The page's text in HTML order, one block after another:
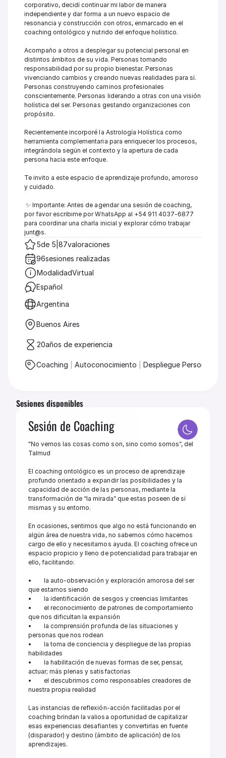
corporativo, decidí continuar mi labor de manera
independiente y dar forma a un nuevo espacio de
resonancia y construcción con otros, enmarcado en el
coaching ontológico y nutrido del enfoque holístico.
Acompaño a otros a desplegar su potencial personal en
distintos ámbitos de su vida. Personas tomando
responsabilidad por su propio bienestar. Personas
vivenciando cambios y creando nuevas realidades para sí.
Personas construyendo caminos profesionales
conscientemente. Personas liderando a otras con una visión
holística del ser. Personas gestando organizaciones con
propósito.
Recientemente incorporé la Astrología Holística como
herramienta complementaria para enriquecer los procesos,
integrándola según el contexto y la apertura de cada
persona hacia este enfoque.
Te invito a este espacio de aprendizaje profundo, amoroso
y cuidado.
✨ Importante: Antes de agendar una sesión de coaching,
por favor escribime por WhatsApp al +54 911 4037-6877
para coordinar una charla inicial y explorar cómo trabajar
junt@s.
5de 5 87valoraciones
96sesiones realizadas
ModalidadVirtual
Español
Argentina
Buenos Aires
20años de experiencia
Coaching Autoconocimiento Despliegue Personal
Sesiones disponibles
Sesión de Coaching
"No vemos las cosas como son, sino como somos”, del
Talmud
El coaching ontológico es un proceso de aprendizaje
profundo orientado a expandir las posibilidades y la
capacidad de acción de las personas, mediante la
transformación de “la mirada” que estas poseen de sí
mismas y su entorno.
En ocasiones, sentimos que algo no está funcionando en
algún área de nuestra vida, no sabemos cómo hacernos
cargo de ello y necesitamos ayuda. El coaching ofrece un
espacio propicio y lleno de potencialidad para trabajar en
ello, facilitando:
•        la auto-observación y exploración amorosa del ser
que estamos siendo
•        la identificación de sesgos y creencias limitantes
•        el reconocimiento de patrones de comportamiento
que nos dificultan la expansión
•        la comprensión profunda de las situaciones y
personas que nos rodean
•        la toma de conciencia y despliegue de las propias
habilidades
•        la habilitación de nuevas formas de ser, pensar,
actuar; más plenas y satisfactorias
•        el descubrirnos como responsables creadores de
nuestra propia realidad
Las instancias de reflexión-acción facilitadas por el
coaching brindan la valiosa oportunidad de capitalizar
esas experiencias desafiantes y convertirlas en fuente
(disparador) y destino (ámbito de aplicación) de los
aprendizajes.